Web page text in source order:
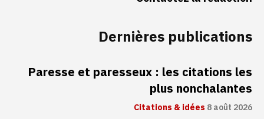
Dernières publications
Paresse et paresseux : les citations les
plus nonchalantes
Citations & idées8 août 2026